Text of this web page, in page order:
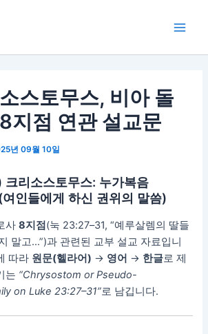
스토무스, 비아 돌
지점 연관 설교문
년 09월 10일
크리소스토무스: 누가복음
인들에게 하신 권위의 말씀)
사8지점(눅 23:27–31, “예루살렘의 딸들
말고…”)과 관련된 교부 설교 자료입니
따라 원문(헬라어) → 영어 → 한글로 제
는 “Chrysostom or Pseudo-
on Luke 23:27–31”로 남깁니다.